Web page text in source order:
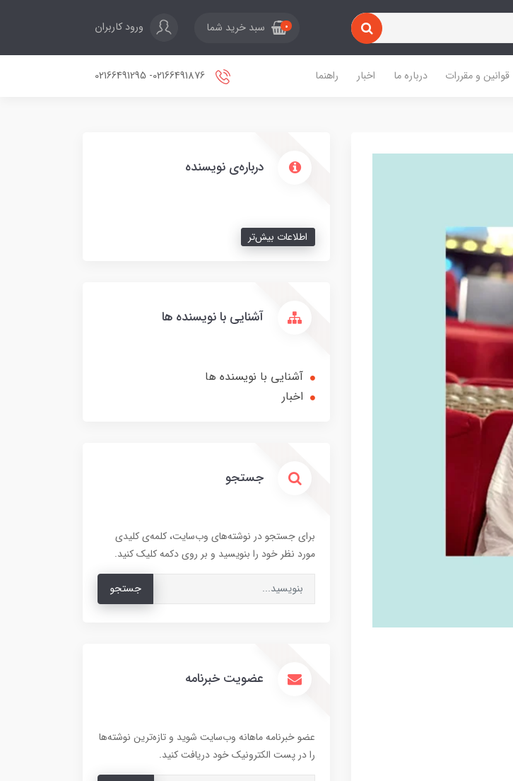
0 سبد خرید شما ورود کاربران
قوانین و مقررات درباره ما اخبار راهنما
درباره‌ی نویسنده
اطلاعات بیش‌تر
آشنایی با نویسنده ها
آشنایی با نویسنده ها
اخبار
جستجو
برای جستجو در نوشته‌های وب‌سایت، کلمه‌ی کلیدی
مورد نظر خود را بنویسید و بر روی دکمه کلیک کنید.
جستجو
عضویت خبرنامه
عضو خبرنامه ماهانه وب‌سایت شوید و تازه‌ترین نوشته‌ها
را در پست الکترونیک خود دریافت کنید.